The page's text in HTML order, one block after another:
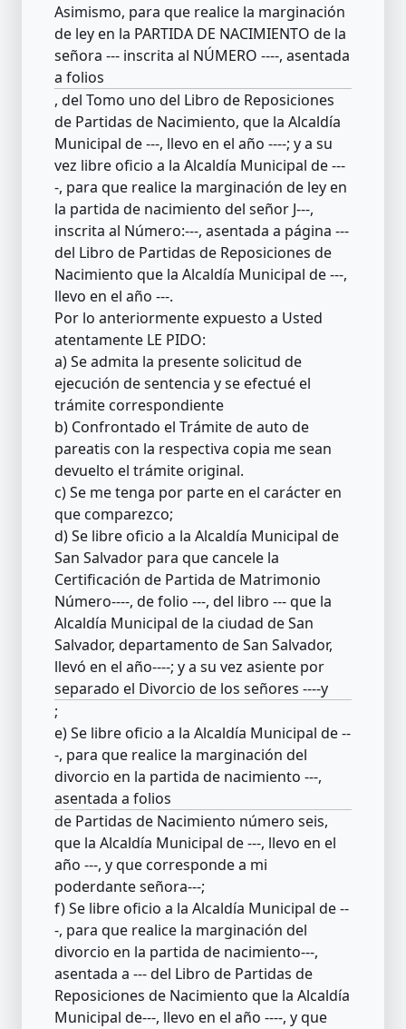
Asimismo, para que realice la marginación
de ley en la PARTIDA DE NACIMIENTO de la
señora --- inscrita al NÚMERO ----, asentada
a folios
, del Tomo uno del Libro de Reposiciones
de Partidas de Nacimiento, que la Alcaldía
Municipal de ---, llevo en el año ----; y a su
vez libre oficio a la Alcaldía Municipal de ---
-, para que realice la marginación de ley en
la partida de nacimiento del señor J---,
inscrita al Número:---, asentada a página ---
del Libro de Partidas de Reposiciones de
Nacimiento que la Alcaldía Municipal de ---,
llevo en el año ---.
Por lo anteriormente expuesto a Usted
atentamente LE PIDO:
a) Se admita la presente solicitud de
ejecución de sentencia y se efectué el
trámite correspondiente
b) Confrontado el Trámite de auto de
pareatis con la respectiva copia me sean
devuelto el trámite original.
c) Se me tenga por parte en el carácter en
que comparezco;
d) Se libre oficio a la Alcaldía Municipal de
San Salvador para que cancele la
Certificación de Partida de Matrimonio
Número----, de folio ---, del libro --- que la
Alcaldía Municipal de la ciudad de San
Salvador, departamento de San Salvador,
llevó en el año----; y a su vez asiente por
separado el Divorcio de los señores ----y
;
e) Se libre oficio a la Alcaldía Municipal de --
-, para que realice la marginación del
divorcio en la partida de nacimiento ---,
asentada a folios
de Partidas de Nacimiento número seis,
que la Alcaldía Municipal de ---, llevo en el
año ---, y que corresponde a mi
poderdante señora---;
f) Se libre oficio a la Alcaldía Municipal de --
-, para que realice la marginación del
divorcio en la partida de nacimiento---,
asentada a --- del Libro de Partidas de
Reposiciones de Nacimiento que la Alcaldía
Municipal de---, llevo en el año ----, y que